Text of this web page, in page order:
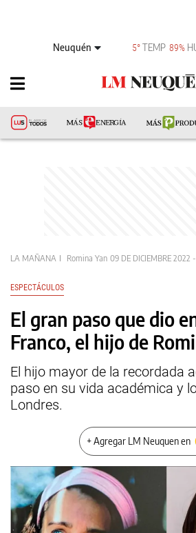
Neuquén 5° TEMP 89%
LA MAÑANA Romina Yan 09 DE DICIEMBRE 2022
ESPECTÁCULOS
El gran paso que dio
Franco, el hijo de
El hijo mayor de la recordada
paso en su vida académica y
Londres.
+ Agregar LM Neuquen en